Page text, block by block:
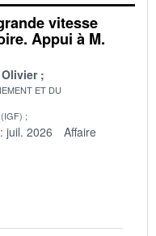
vitesse
Appui à M.
Olivier
ET DU
juil. 2026
Affaire